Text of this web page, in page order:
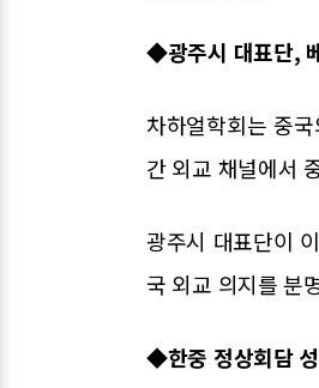
◆광주시 대표단,
차하얼학회는 중
간 외교 채널에서
광주시 대표단이
국 외교 의지를 분
◆한중 정상회담